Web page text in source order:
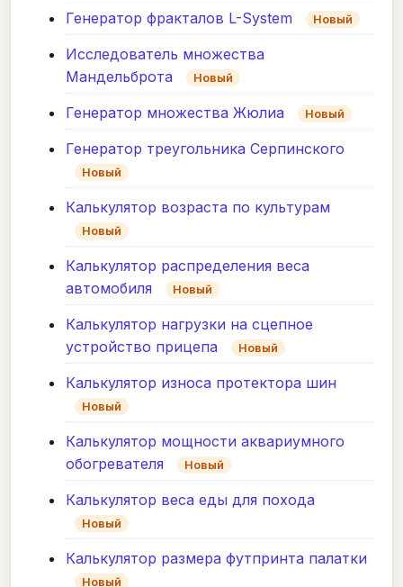
Генератор фракталов L-System Новый
Исследователь множества
Мандельброта
Новый
Генератор множества Жюлиа Новый
Генератор треугольника Серпинского
Новый
Калькулятор возраста по культурам
Новый
Калькулятор распределения веса
автомобиля
Новый
Калькулятор нагрузки на сцепное
устройство прицепа
Новый
Калькулятор износа протектора шин
Новый
Калькулятор мощности аквариумного
обогревателя
Новый
Калькулятор веса еды для похода
Новый
Калькулятор размера футпринта палатки
Новый